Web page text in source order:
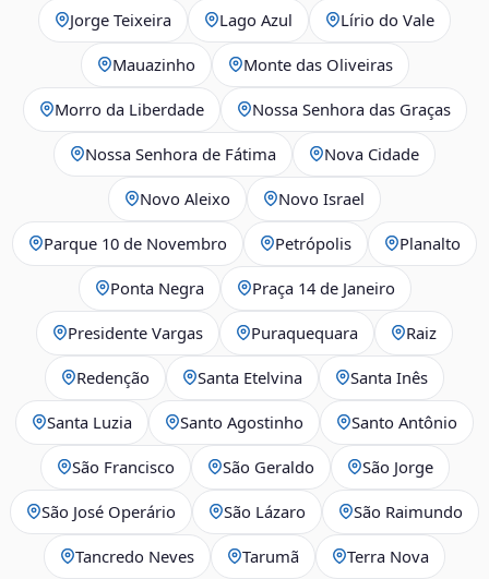
Jorge Teixeira Lago Azul Lírio do Vale
Mauazinho Monte das Oliveiras
Morro da Liberdade Nossa Senhora das Graças
Nossa Senhora de Fátima Nova Cidade
Novo Aleixo Novo Israel
Parque 10 de Novembro Petrópolis Planalto
Ponta Negra Praça 14 de Janeiro
Presidente Vargas Puraquequara Raiz
Redenção Santa Etelvina Santa Inês
Santa Luzia Santo Agostinho Santo Antônio
São Francisco São Geraldo São Jorge
São José Operário São Lázaro São Raimundo
Tancredo Neves Tarumã Terra Nova